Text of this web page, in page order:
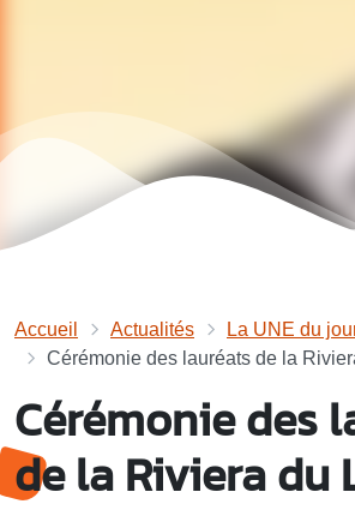
Accueil Actualités
La UNE du
Cérémonie des lauréats de la
Cérémonie des
de la Riviera du